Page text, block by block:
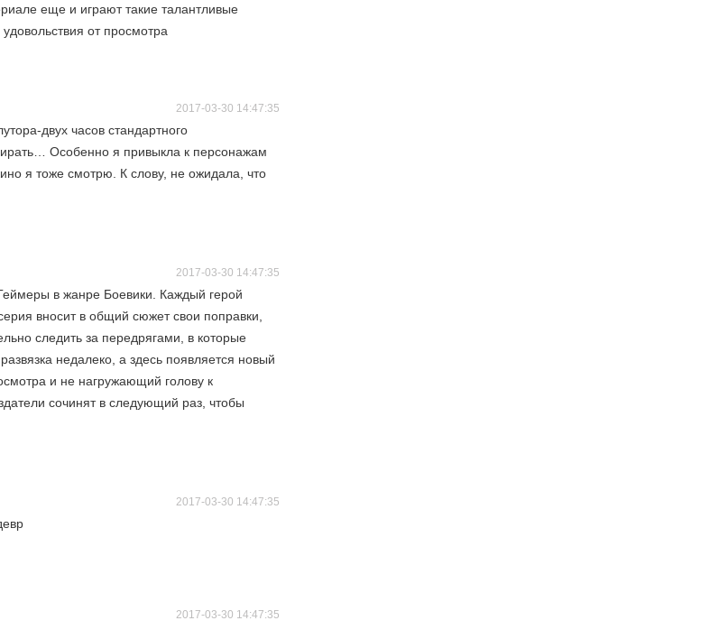
еще и играют такие талантливые
от просмотра
2017-03-30 14:47:35
двух часов стандартного
Особенно я привыкла к персонажам
я тоже смотрю. К слову, не ожидала, что
2017-03-30 14:47:35
в жанре Боевики. Каждый герой
вносит в общий сюжет свои поправки,
следить за передрягами, в которые
недалеко, а здесь появляется новый
и не нагружающий голову к
сочинят в следующий раз, чтобы
2017-03-30 14:47:35
2017-03-30 14:47:35